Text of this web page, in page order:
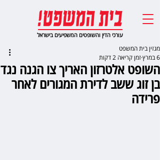
עורכי הדין והשופטים המשפיעים בישראל
השופט אלטרזון האריך צו הגנה נגד
בן זוג ששב לדירת המגורים לאחר
פרידה
מגזין בית המשפט
6 במרץ
זמן קריאה 2 דקות